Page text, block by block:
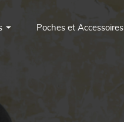
Poches et Accessoires